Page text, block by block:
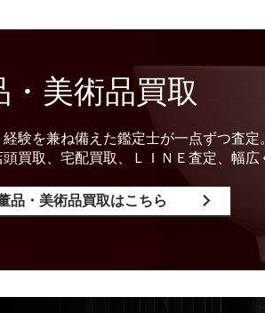
・美術品買取
験を兼ね備えた鑑定士が一点ずつ査
買取、宅配買取、ＬＩＮＥ査定、幅広
品・美術品買取はこちら